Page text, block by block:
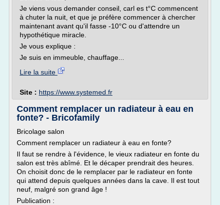
Je viens vous demander conseil, carl es t°C commencent
à chuter la nuit, et que je préfère commencer à chercher
maintenant avant qu'il fasse -10°C ou d'attendre un
hypothétique miracle.
Je vous explique :
Je suis en immeuble, chauffage...
Lire la suite
Site : https://www.systemed.fr
Comment remplacer un radiateur à eau en
fonte? - Bricofamily
Bricolage salon
Comment remplacer un radiateur à eau en fonte?
Il faut se rendre à l'évidence, le vieux radiateur en fonte du
salon est très abîmé. Et le décaper prendrait des heures.
On choisit donc de le remplacer par le radiateur en fonte
qui attend depuis quelques années dans la cave. Il est tout
neuf, malgré son grand âge !
Publication :